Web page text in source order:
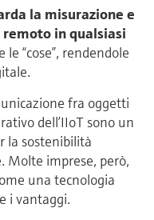
la misurazione e
in qualsiasi
le “cose”, rendendole
fra oggetti
dell’IIoT sono un
la sostenibilità
Molte imprese, però,
una tecnologia
i vantaggi.